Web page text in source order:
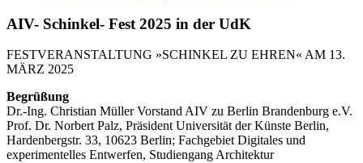
AIV- Schinkel- Fest 2025 in der UdK
FESTVERANSTALTUNG »SCHINKEL ZU EHREN« AM 13.
MÄRZ 2025
Begrüßung
Dr.-Ing. Christian Müller Vorstand AIV zu Berlin Brandenburg e.V.
Prof. Dr. Norbert Palz, Präsident Universität der Künste Berlin,
Hardenbergstr. 33, 10623 Berlin; Fachgebiet Digitales und
experimentelles Entwerfen, Studiengang Architektur